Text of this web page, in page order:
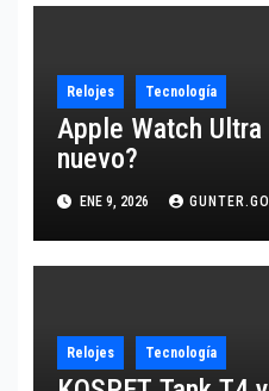
Relojes Tecnología
Apple Watch Ultra
nuevo?
ENE 9, 2026
Relojes Tecnología